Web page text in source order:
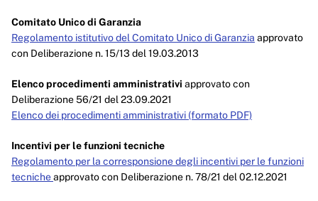
Comitato Unico di Garanzia
Regolamento istitutivo del Comitato Unico di Garanzia approvato
con Deliberazione n. 15/13 del 19.03.2013
Elenco procedimenti amministrativi approvato con
Deliberazione 56/21 del 23.09.2021
Elenco dei procedimenti amministrativi (formato PDF)
Incentivi per le funzioni tecniche
Regolamento per la corresponsione degli incentivi per le funzioni
tecnicheapprovato con Deliberazione n. 78/21 del 02.12.2021